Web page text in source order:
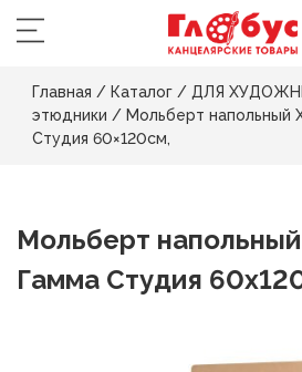
Главная / Каталог / ДЛЯ
этюдники / Мольберт напольный
Студия 60×120см,
Мольберт
Гамма Студия